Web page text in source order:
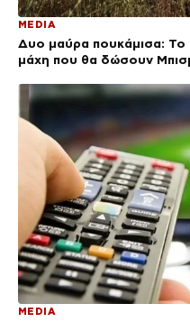
MEDIA
Δυο μαύρα πουκάμισα: Το
μάχη που θα δώσουν
MEDIA